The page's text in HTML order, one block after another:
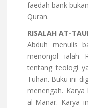
faedah bank
Quran.
RISALAH AT-
Abduh menulis
menonjol ialah
tentang teologi
Tuhan. Buku ini
menengah.
al-Manar. Karya